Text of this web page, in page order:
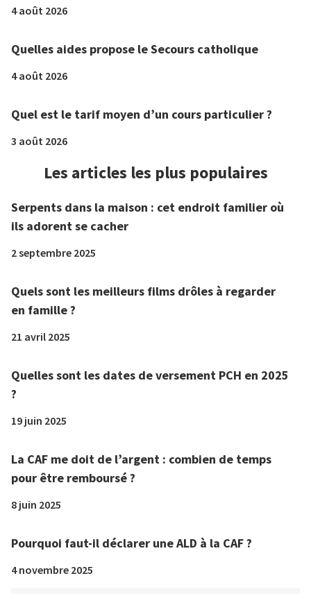
4 août 2026
Quelles aides propose le Secours catholique
4 août 2026
Quel est le tarif moyen d’un cours particulier ?
3 août 2026
Les articles les plus populaires
Serpents dans la maison : cet endroit familier où
ils adorent se cacher
2 septembre 2025
Quels sont les meilleurs films drôles à regarder
en famille ?
21 avril 2025
Quelles sont les dates de versement PCH en 2025
?
19 juin 2025
La CAF me doit de l’argent : combien de temps
pour être remboursé ?
8 juin 2025
Pourquoi faut-il déclarer une ALD à la CAF ?
4 novembre 2025